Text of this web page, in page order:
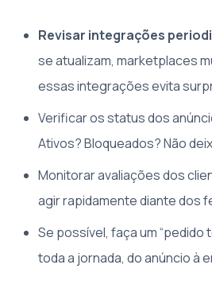
Revisar integrações
se atualizam, marketplaces
essas integrações evita
Verificar os status dos
Ativos? Bloqueados? Não
Monitorar avaliações dos
agir rapidamente diante dos
Se possível, faça um
toda a jornada, do anúncio à